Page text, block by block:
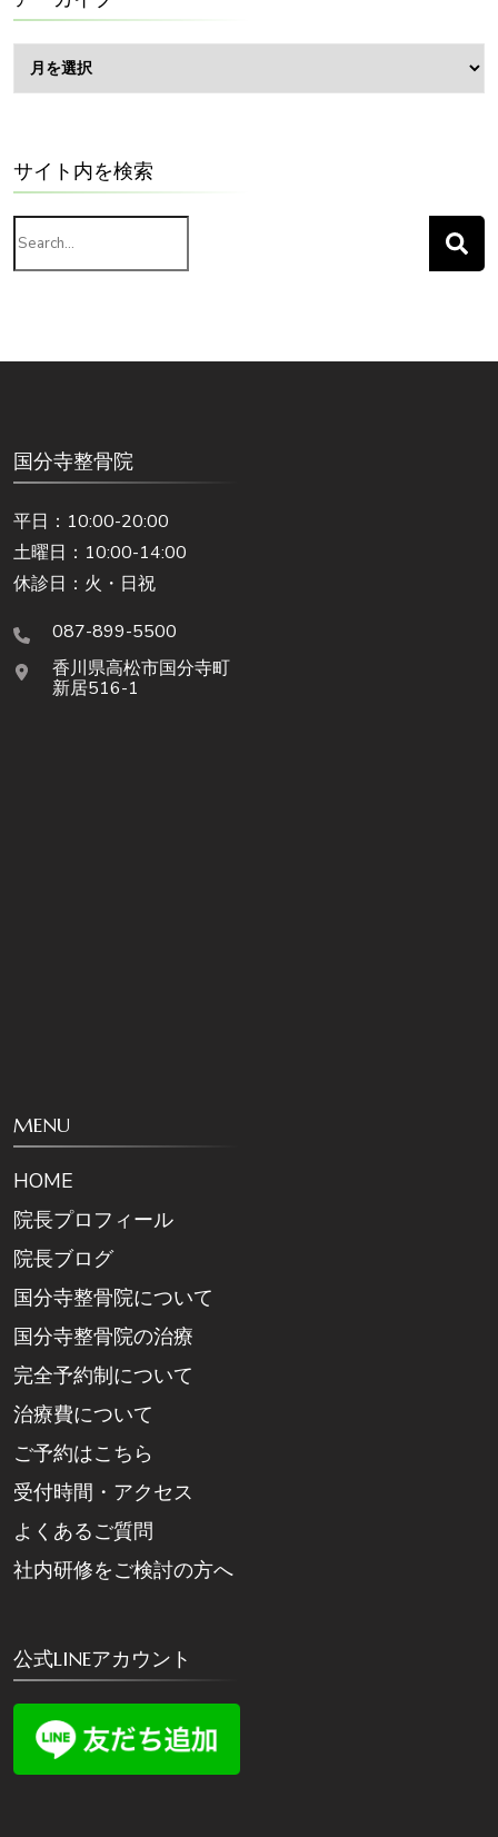
ー
カ
サイト内を検索
Search
for:
国分寺整骨院
平日：10:00-20:00
土曜日：10:00-14:00
休診日：火・日祝
087-899-5500
香川県高松市国分寺町
新居516-1
MENU
HOME
院長プロフィール
院長ブログ
国分寺整骨院について
国分寺整骨院の治療
完全予約制について
治療費について
ご予約はこちら
受付時間・アクセス
よくあるご質問
社内研修をご検討の方へ
公式LINEアカウント